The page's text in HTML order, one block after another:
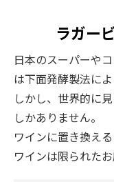
ラガー
日本のスーパーや
は下面発酵製法に
しかし、世界的に
しかありません。
ワインに置き換え
ワインは限られた